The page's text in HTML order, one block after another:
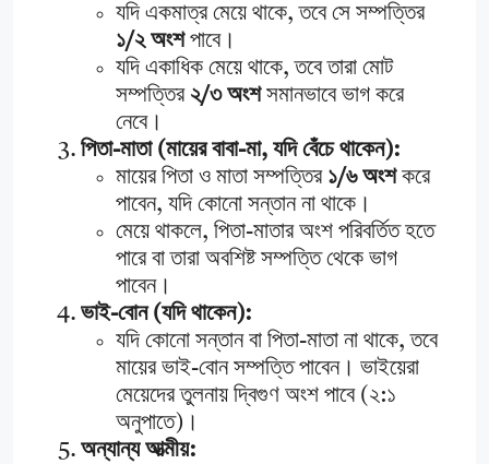
যদি একমাত্র মেয়ে থাকে, তবে সে সম্পত্তির
১/২ অংশপাবে।
যদি একাধিক মেয়ে থাকে, তবে তারা মোট
সম্পত্তির ২/৩ অংশসমানভাবে ভাগ করে
নেবে।
পিতা-মাতা (মায়ের বাবা-মা, যদি বেঁচে থাকেন):
মায়ের পিতা ও মাতা সম্পত্তির ১/৬ অংশকরে
পাবেন, যদি কোনো সন্তান না থাকে।
মেয়ে থাকলে, পিতা-মাতার অংশ পরিবর্তিত হতে
পারে বা তারা অবশিষ্ট সম্পত্তি থেকে ভাগ
পাবেন।
ভাই-বোন (যদি থাকেন):
যদি কোনো সন্তান বা পিতা-মাতা না থাকে, তবে
মায়ের ভাই-বোন সম্পত্তি পাবেন। ভাইয়েরা
মেয়েদের তুলনায় দ্বিগুণ অংশ পাবে (২:১
অনুপাতে)।
অন্যান্য আত্মীয়: